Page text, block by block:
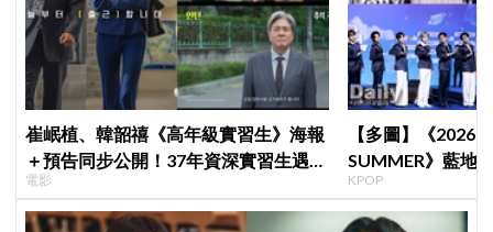
崔岷植、韓韶禧《高年級實習生》海報
＋預告同步公開！37年資深實習生遇上
美女CEO
電影
【多圖】《2026
SUMMER》藍地
Velvet、Stray
等愛豆登場
KPOP